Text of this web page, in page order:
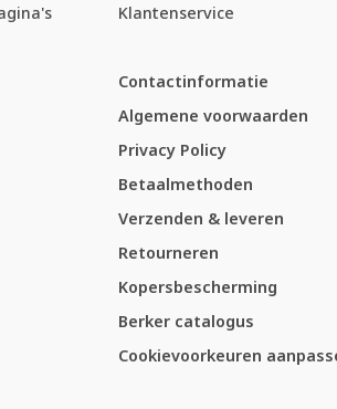
Klantenservice
Contactinformatie
Algemene voorwaarden
Privacy Policy
Betaalmethoden
Verzenden & leveren
Retourneren
Kopersbescherming
Berker catalogus
Cookievoorkeuren